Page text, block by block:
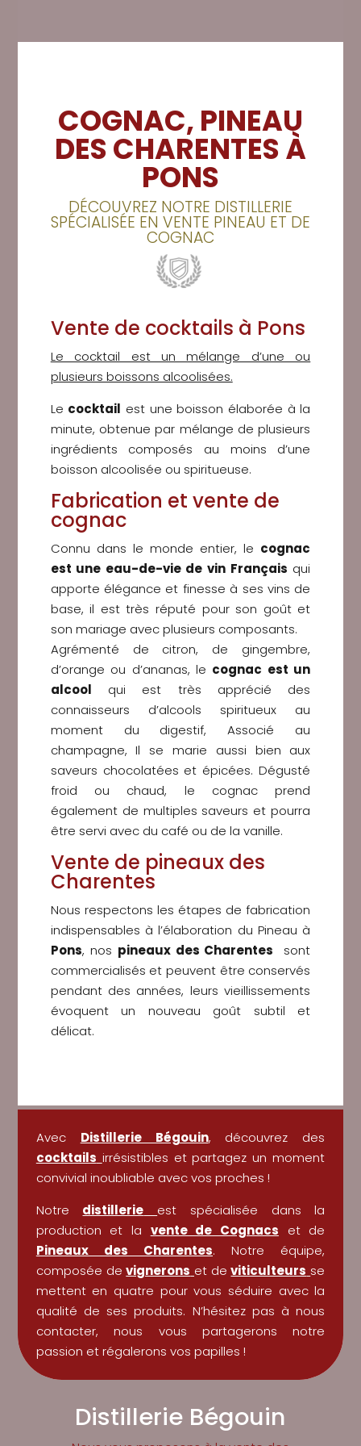
COGNAC, PINEAU
DES CHARENTES À
PONS
DÉCOUVREZ NOTRE DISTILLERIE
SPÉCIALISÉE EN VENTE PINEAU ET DE
COGNAC
Vente de cocktails à Pons
Le cocktail est un mélange d’une ou
plusieurs boissons alcoolisées.
Le cocktail est une boisson élaborée à la
minute, obtenue par mélange de plusieurs
ingrédients composés au moins d’une
boisson alcoolisée ou spiritueuse.
Fabrication et vente de
cognac
Connu dans le monde entier, le cognac
est une eau-de-vie de vin Français qui
apporte élégance et finesse à ses vins de
base, il est très réputé pour son goût et
son mariage avec plusieurs composants.
Agrémenté de citron, de gingembre,
d’orange ou d’ananas, le cognac est un
alcool qui est très apprécié des
connaisseurs d’alcools spiritueux au
moment du digestif, Associé au
champagne, Il se marie aussi bien aux
saveurs chocolatées et épicées. Dégusté
froid ou chaud, le cognac prend
également de multiples saveurs et pourra
être servi avec du café ou de la vanille.
Vente de pineaux des
Charentes
Nous respectons les étapes de fabrication
indispensables à l’élaboration du Pineau à
Pons, nos pineaux des Charentes
sont
commercialisés et peuvent être conservés
pendant des années, leurs vieillissements
évoquent un nouveau goût subtil et
délicat.
Avec Distillerie Bégouin, découvrez des
cocktails irrésistibles et partagez un moment
convivial inoubliable avec vos proches !
Notre distillerie
est spécialisée dans la
production et la vente de Cognacs et de
Pineaux des Charentes. Notre équipe,
composée devignerons et deviticulteurs se
mettent en quatre pour vous séduire avec la
qualité de ses produits. N’hésitez pas à nous
contacter, nous vous partagerons notre
passion et régalerons vos papilles !
Distillerie Bégouin